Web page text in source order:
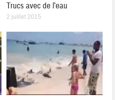
Trucs avec de l’eau
2 juillet 2015